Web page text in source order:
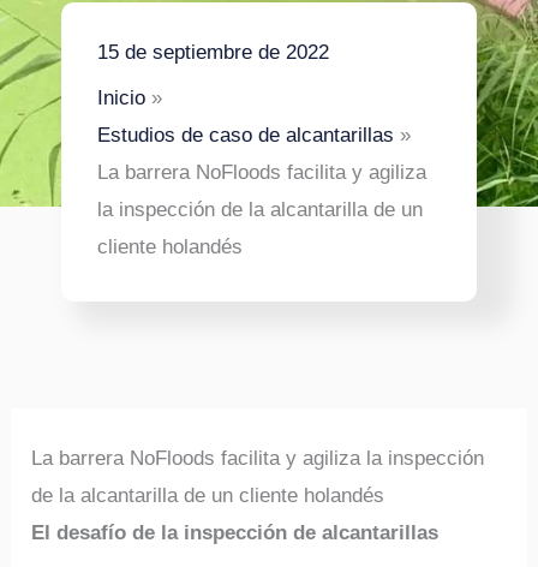
15 de septiembre de 2022
Inicio
Estudios de caso de alcantarillas
La barrera NoFloods facilita y agiliza
la inspección de la alcantarilla de un
cliente holandés
La barrera NoFloods facilita y agiliza la inspección
de la alcantarilla de un cliente holandés
El desafío de la inspección de alcantarillas